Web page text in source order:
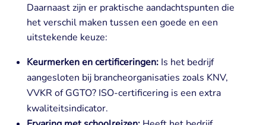
Daarnaast zijn er praktische aandachtspunten die
het verschil maken tussen een goede en een
uitstekende keuze:
Keurmerken en certificeringen:Is het bedrijf
aangesloten bij brancheorganisaties zoals KNV,
VVKR of GGTO? ISO-certificering is een extra
kwaliteitsindicator.